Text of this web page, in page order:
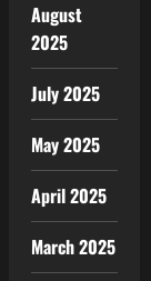
August
2025
July 2025
May 2025
April 2025
March 2025